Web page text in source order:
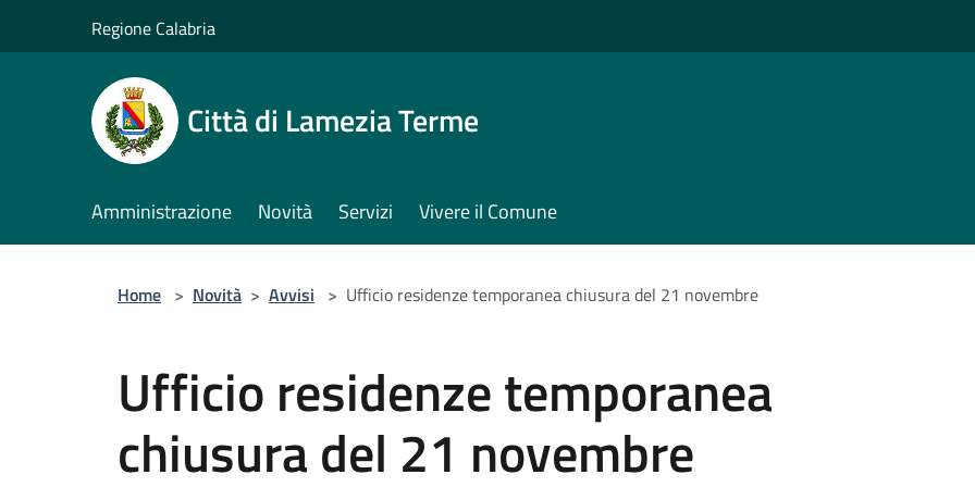
Regione Calabria
Città di Lamezia Terme
Amministrazione Novità Servizi Vivere il Comune
Home > Novità > Avvisi > Ufficio residenze temporanea chiusura del 21 novembre
Ufficio residenze temporanea
chiusura del 21 novembre